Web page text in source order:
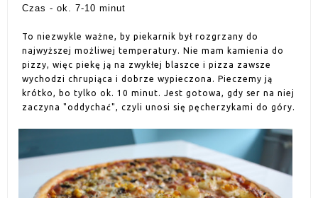
Czas - ok. 7-10 minut
To niezwykle ważne, by piekarnik był rozgrzany do
najwyższej możliwej temperatury. Nie mam kamienia do
pizzy, więc piekę ją na zwykłej blaszce i pizza zawsze
wychodzi chrupiąca i dobrze wypieczona. Pieczemy ją
krótko, bo tylko ok. 10 minut. Jest gotowa, gdy ser na niej
zaczyna "oddychać", czyli unosi się pęcherzykami do góry.